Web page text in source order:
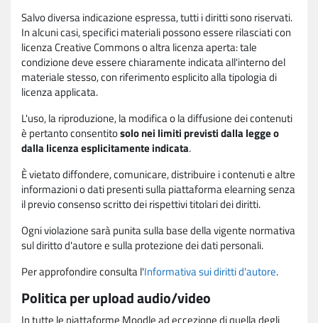
Salvo diversa indicazione espressa, tutti i diritti sono riservati.
In alcuni casi, specifici materiali possono essere rilasciati con
licenza Creative Commons o altra licenza aperta: tale
condizione deve essere chiaramente indicata all'interno del
materiale stesso, con riferimento esplicito alla tipologia di
licenza applicata.
L'uso, la riproduzione, la modifica o la diffusione dei contenuti
è pertanto consentitosolo nei limiti previsti dalla legge o
dalla licenza esplicitamente indicata.
È vietato diffondere, comunicare, distribuire i contenuti e altre
informazioni o dati presenti sulla piattaforma elearning senza
il previo consenso scritto dei rispettivi titolari dei diritti.
Ogni violazione sarà punita sulla base della vigente normativa
sul diritto d'autore e sulla protezione dei dati personali.
Per approfondire consulta l'Informativa sui diritti d'autore.
Politica per upload audio/video
In tutte le piattaforme Moodle ad eccezione di quella degli